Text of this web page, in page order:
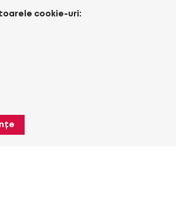
cookie-uri: